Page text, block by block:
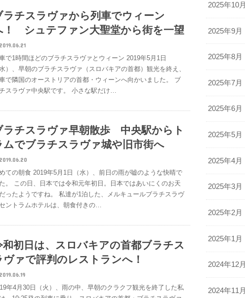
ラチスラヴァから列車でウィーン
！ シュテファン大聖堂から街を一望
2019.06.21
で1時間ほどのブラチスラヴァとウィーン 2019年5月1日
水）、早朝のブラチスラヴァ（スロバキアの首都）観光を終え、
で隣国のオーストリアの首都・ウィーンへ向かいました。 ブ
スラヴァ中央駅です。 小さな駅だけ…
ラチスラヴァ早朝散歩 中央駅からト
ムでブラチスラヴァ城や旧市街へ
2019.06.20
ての朝食 2019年5月1日（水）、前日の雨が嘘のような快晴で
。 この日、日本では令和元年初日。日本ではあいにくのお天
ったようですね。 私達が1泊した、メルキュールブラチスラヴ
ントラムホテルは、朝食付きの…
和初日は、スロバキアの首都ブラチス
ヴァで評判のレストランへ！
2019.06.19
年4月30日（火）、雨の中、早朝のクラクフ観光を終了した私
2025年10月
2025年9月
2025年8月
2025年7月
2025年6月
2025年5月
2025年4月
2025年3月
2025年2月
2025年1月
2024年12月
2024年11月